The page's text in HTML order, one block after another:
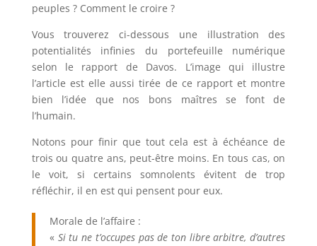
peuples ? Comment le croire ?
Vous trouverez ci-dessous une illustration des
potentialités infinies du portefeuille numérique
selon le rapport de Davos. L’image qui illustre
l’article est elle aussi tirée de ce rapport et montre
bien l’idée que nos bons maîtres se font de
l’humain.
Notons pour finir que tout cela est à échéance de
trois ou quatre ans, peut-être moins. En tous cas, on
le voit, si certains somnolents évitent de trop
réfléchir, il en est qui pensent pour eux.
Morale de l’affaire :
« Si tu ne t’occupes pas de ton libre arbitre, d’autres